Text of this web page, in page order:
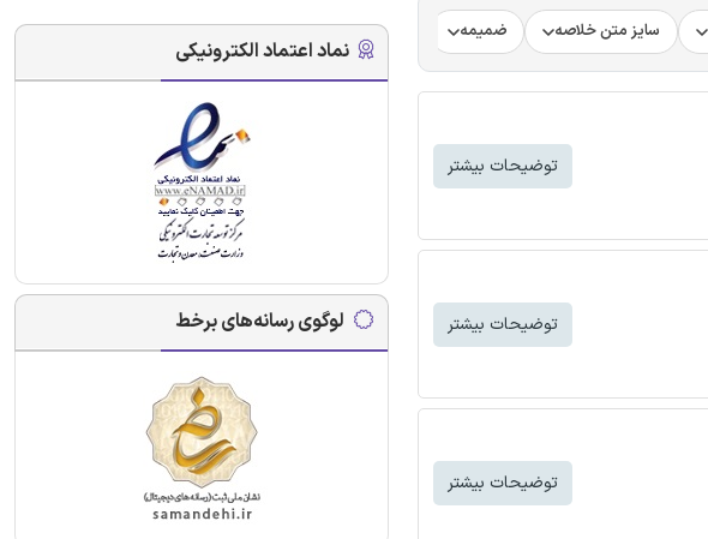
سایز متن خلاصه ضمیمه فرضیه فرمت ترجمه مقاله فرمت مقاله انگلیسی
توضیحات بیشتر
توضیحات بیشتر
توضیحات بیشتر
نماد اعتماد الکترونیکی
لوگوی رسانه‌های برخط